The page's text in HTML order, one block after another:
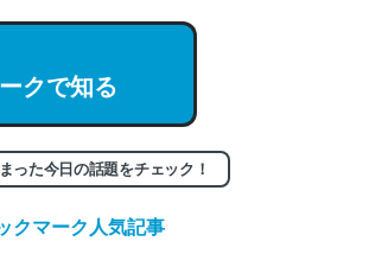
ないので貴重な良記事。/続編来た
entry/2023/03/27
界についての考察（１） - conceptualization
クで知る
った今日の話題をチェック！
クマーク人気記事